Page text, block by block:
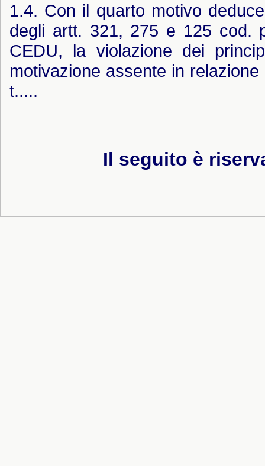
1.4. Con il quarto motivo
degli artt. 321, 275 e 125 cod.
CEDU, la violazione dei
motivazione assente in
t.....
Il seguito è